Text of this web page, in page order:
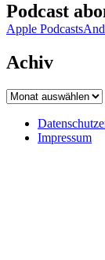
Podcast
Apple Podcasts
Achiv
Achiv
Impressum